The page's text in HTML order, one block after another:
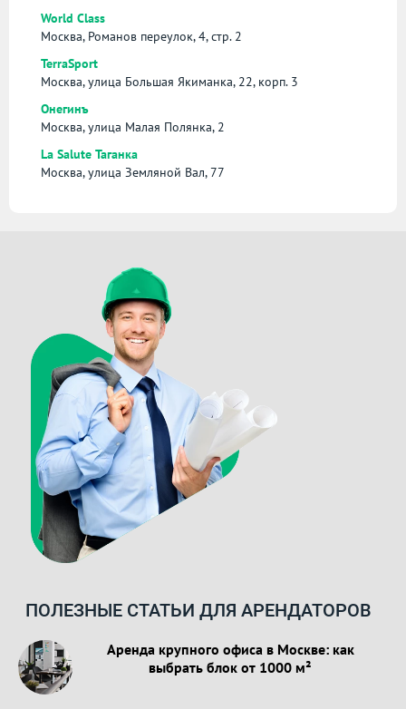
World Class
Москва, Романов переулок, 4, стр. 2
TerraSport
Москва, улица Большая Якиманка, 22, корп. 3
Онегинъ
Москва, улица Малая Полянка, 2
La Salute Таганка
Москва, улица Земляной Вал, 77
ПОЛЕЗНЫЕ СТАТЬИ ДЛЯ АРЕНДАТОРОВ
Аренда крупного офиса в Москве: как
выбрать блок от 1000 м²